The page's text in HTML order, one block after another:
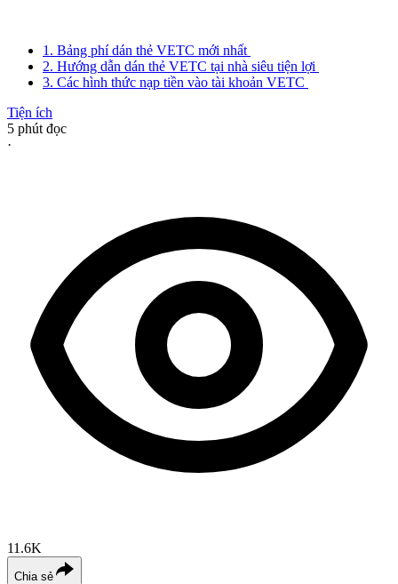
1. Bảng phí dán thẻ VETC mới nhất
2. Hướng dẫn dán thẻ VETC tại nhà siêu tiện lợi
3. Các hình thức nạp tiền vào tài khoản VETC
Tiện ích
5 phút đọc
·
11.6K
Chia sẻ